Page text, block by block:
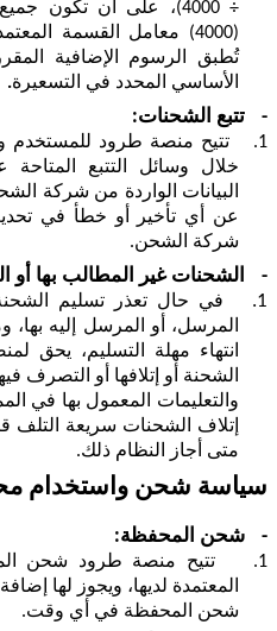
÷ 4000)، على أن تكون
(4000) معامل القسمة
تُطبق الرسوم الإضافية
الأساسي المحدد في التسعيرة.
- تتبع الشحنات:
1.
تتيح منصة طرود للمستخدم
خلال وسائل التتبع المتاحة
البيانات الواردة من شركة
عن أي تأخير أو خطأ في
شركة الشحن.
-
الشحنات غير المطالب بها أو
1.
في حال تعذر تسليم
انتهاء مهلة التسليم، يحق
الشحنة أو إتلافها أو التصرف
والتعليمات المعمول بها في
متى أجاز النظام ذلك.
سياسة شحن واستخدام
- شحن المحفظة:
1.
تتيح منصة طرود شحن
المعتمدة لديها، ويجوز لها
شحن المحفظة في أي وقت.